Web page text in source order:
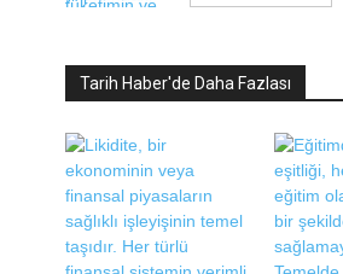
Tarih Haber'de Daha Fazlası